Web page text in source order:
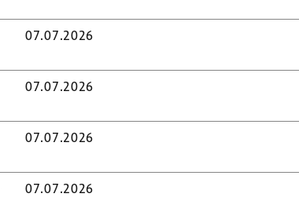
07.07.2026
07.07.2026
07.07.2026
07.07.2026